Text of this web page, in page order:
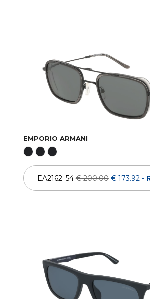
EMPORIO ARMANI
EA2162_54€ 200.00 € 173.92 -